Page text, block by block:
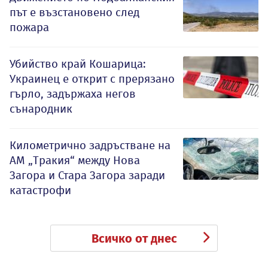
път е възстановено след
пожара
Убийство край Кошарица:
Украинец е открит с прерязано
гърло, задържаха негов
сънародник
Километрично задръстване на
АМ „Тракия“ между Нова
Загора и Стара Загора заради
катастрофи
Всичко от днес